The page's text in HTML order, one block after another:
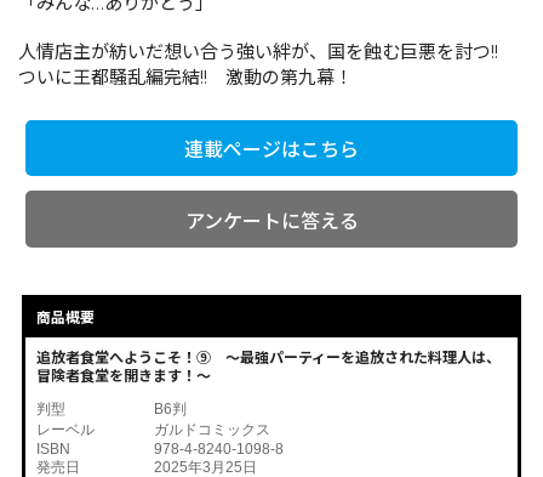
人情店主が紡いだ想い合う強い絆が、国を蝕む巨悪を討つ!!
ついに王都騒乱編完結!! 激動の第九幕！
連載ページはこちら
アンケートに答える
商品概要
追放者食堂へようこそ！⑨ ～最強パーティーを追放された料理人は、
冒険者食堂を開きます！～
判型
B6判
レーベル
ガルドコミックス
ISBN
978-4-8240-1098-8
発売日
2025年3月25日